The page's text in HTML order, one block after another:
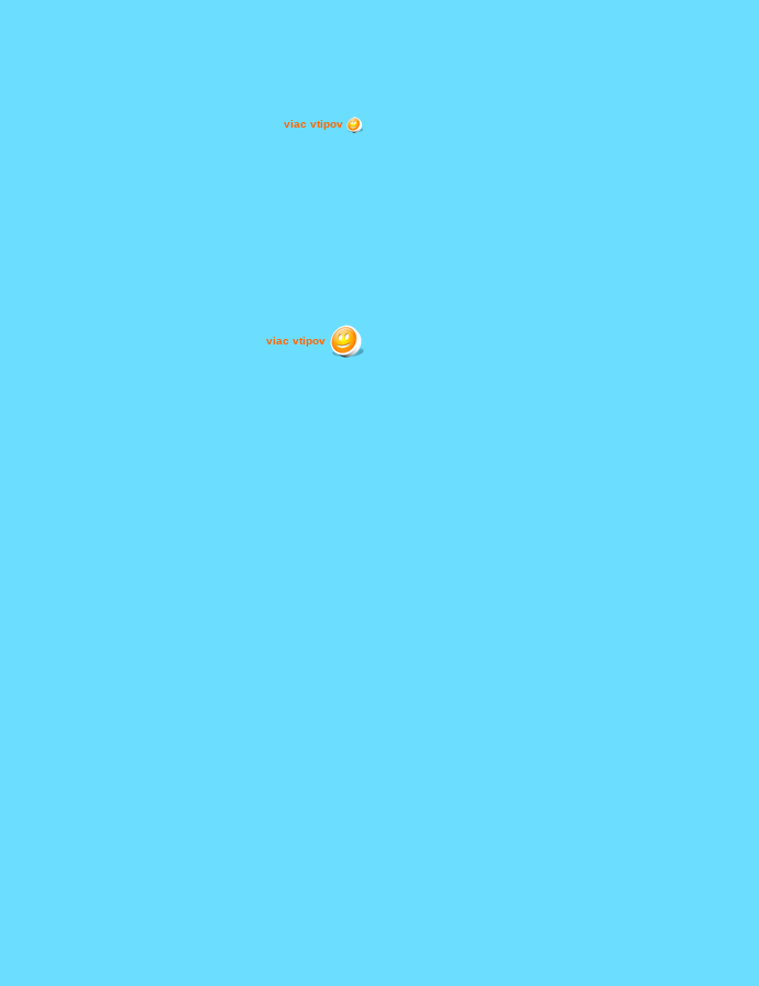
viac vtipov
viac vtipov